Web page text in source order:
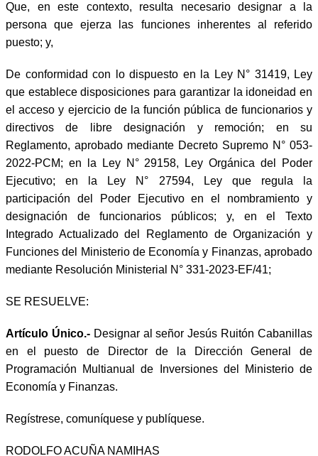
Que, en este contexto, resulta necesario designar a la
persona que ejerza las funciones inherentes al referido
puesto; y,
De conformidad con lo dispuesto en la Ley N° 31419, Ley
que establece disposiciones para garantizar la idoneidad en
el acceso y ejercicio de la función pública de funcionarios y
directivos de libre designación y remoción; en su
Reglamento, aprobado mediante Decreto Supremo N° 053-
2022-PCM; en la Ley N° 29158, Ley Orgánica del Poder
Ejecutivo; en la Ley N° 27594, Ley que regula la
participación del Poder Ejecutivo en el nombramiento y
designación de funcionarios públicos; y, en el Texto
Integrado Actualizado del Reglamento de Organización y
Funciones del Ministerio de Economía y Finanzas, aprobado
mediante Resolución Ministerial N° 331-2023-EF/41;
SE RESUELVE:
Artículo Único.- Designar al señor Jesús Ruitón Cabanillas
en el puesto de Director de la Dirección General de
Programación Multianual de Inversiones del Ministerio de
Economía y Finanzas.
Regístrese, comuníquese y publíquese.
RODOLFO ACUÑA NAMIHAS